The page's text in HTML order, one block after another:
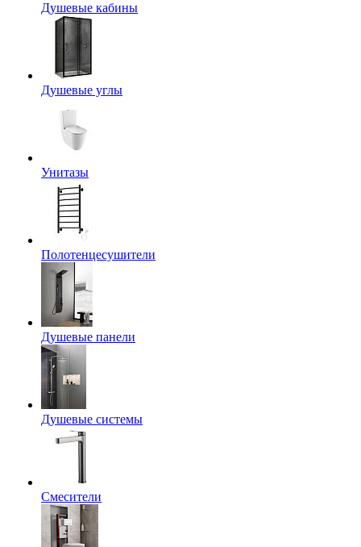
Душевые кабины
Душевые углы
Унитазы
Полотенцесушители
Душевые панели
Душевые системы
Смесители